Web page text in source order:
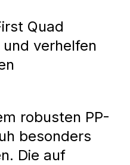
Quad
verhelfen
robusten PP-
besonders
Die auf